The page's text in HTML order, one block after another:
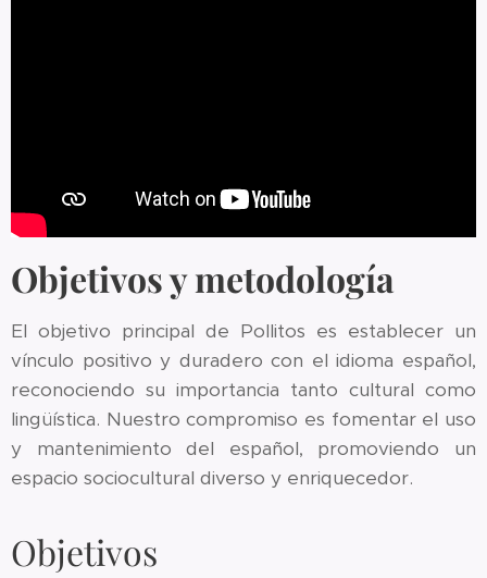
Objetivos y metodología
El objetivo principal de Pollitos es establecer un
vínculo positivo y duradero con el idioma español,
reconociendo su importancia tanto cultural como
lingüística. Nuestro compromiso es fomentar el uso
y mantenimiento del español, promoviendo un
espacio sociocultural diverso y enriquecedor.
Objetivos